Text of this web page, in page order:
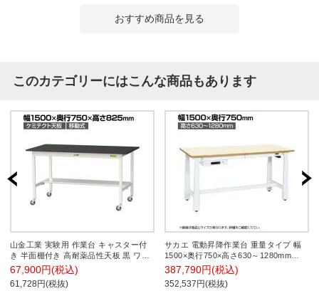
おすすめ商品を見る
このカテゴリーにはこんな商品もあります
山金工業 実験用 作業台 キャスター付
き 半面棚付き 高耐薬品性天板 黒 ワー
クテーブル LABシリーズ 実験台 SLKC-
1575T-BKW 幅1500×奥行750×高さ
825mm
67,900円(税込)
61,728円(税抜)
サカエ 電動昇降作業台 重量タイプ 幅
1500×奥行750×高さ630～1280mm
DKN-157AIMW
387,790円(税込)
352,537円(税抜)